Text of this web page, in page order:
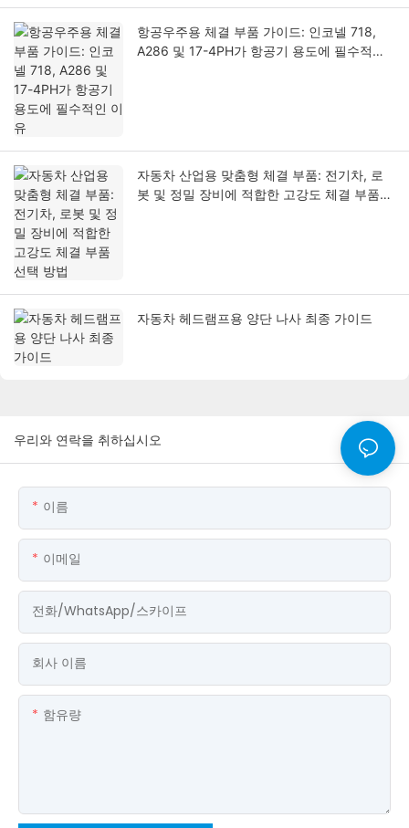
항공우주용 체결 부품 가이드: 인코넬 718,
A286 및 17-4PH가 항공기 용도에 필수적인
자동차 산업용 맞춤형 체결 부품: 전기차, 로
봇 및 정밀 장비에 적합한 고강도 체결 부품
자동차 헤드램프용 양단 나사 최종 가이드
우리와 연락을 취하십시오
이름
이메일
전화/WhatsApp/스카이프
회사 이름
함유량